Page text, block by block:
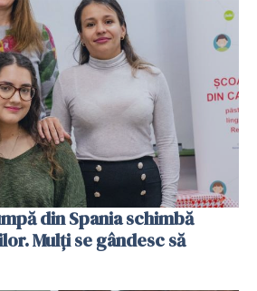
din Spania schimbă
Mulți se gândesc să